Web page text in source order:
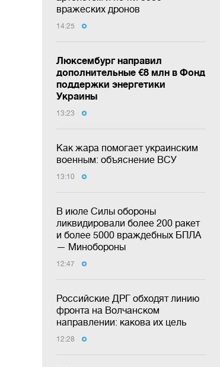
вражеских дронов
14:25
Люксембург направил
дополнительные €8 млн в Фонд
поддержки энергетики
Украины
13:23
Как жара помогает украинским
военным: объяснение ВСУ
13:10
В июле Силы обороны
ликвидировали более 200 ракет
и более 5000 враждебных БПЛА
— Минобороны
12:47
Российские ДРГ обходят линию
фронта на Волчанском
направлении: какова их цель
12:28